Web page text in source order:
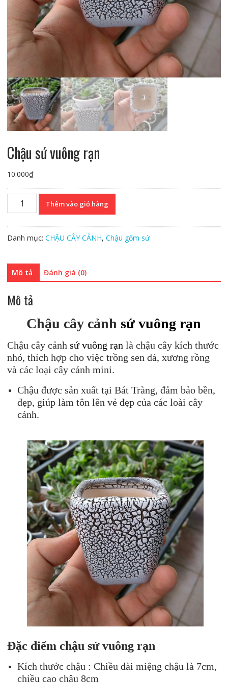
Chậu sứ vuông rạn
10.000₫
Chậu
số
Thêm vào giỏ hàng
Danh mục: CHẬU CÂY CẢNH, Chậu gốm sứ
Mô tả Đánh giá (0)
Mô tả
Chậu cây cảnhsứ vuông rạn
Chậu cây cảnh sứ vuông rạn là chậu cây kích thước
nhỏ, thích hợp cho việc trồng sen đá, xương rồng
và các loại cây cảnh mini.
Chậu được sản xuất tại Bát Tràng, đảm bảo bền,
đẹp, giúp làm tôn lên vẻ đẹp của các loài cây
cảnh.
Đặc điểm chậu sứ vuông rạn
Kích thước chậu : Chiều dài miệng chậu là 7cm,
chiều cao chậu 8cm